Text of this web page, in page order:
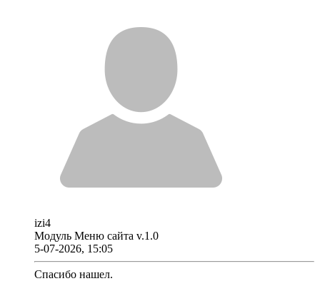
izi4
Модуль Меню сайта v.1.0
5-07-2026, 15:05
Спасибо нашел.